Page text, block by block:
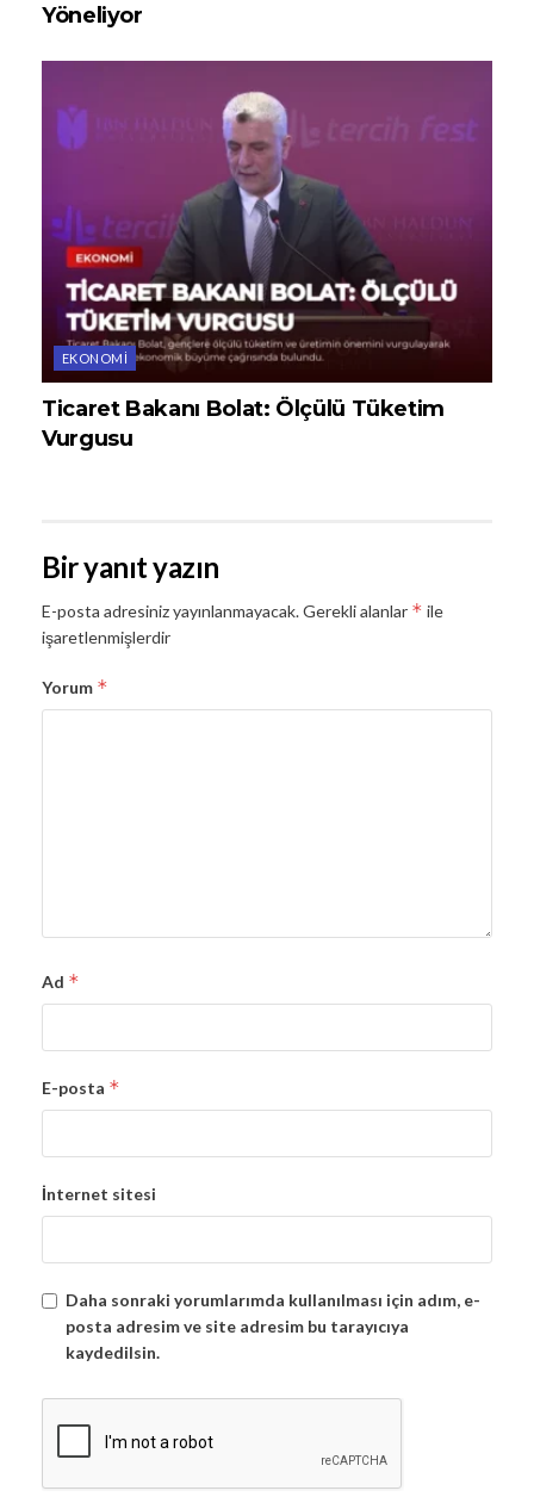
Yöneliyor
EKONOMI
Ticaret Bakanı Bolat: Ölçülü Tüketim
Vurgusu
Bir yanıt yazın
E-posta adresiniz yayınlanmayacak.Gerekli alanlar * ile
işaretlenmişlerdir
Yorum *
Ad *
E-posta *
İnternet sitesi
Daha sonraki yorumlarımda kullanılması için adım, e-
posta adresim ve site adresim bu tarayıcıya
kaydedilsin.